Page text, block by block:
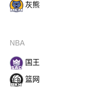
灰熊
NBA
国王
篮网